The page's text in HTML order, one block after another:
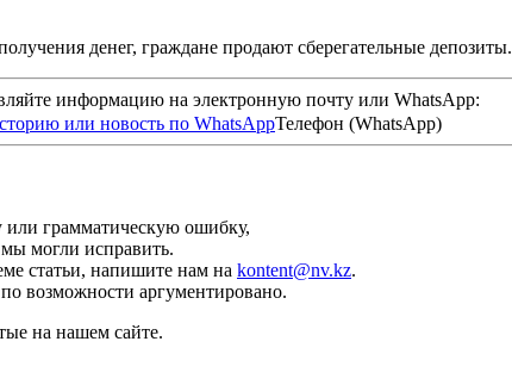
денег, граждане продают сберегательные депозиты.
информацию на электронную почту или WhatsApp:
Телефон (WhatsApp)
или грамматическую ошибку,
могли исправить.
статьи, напишите нам на kontent@nv.kz.
возможности аргументировано.
на нашем сайте.